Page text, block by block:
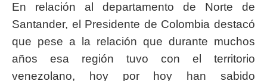
En relación al departamento de Norte de
Santander, el Presidente de Colombia destacó
que pese a la relación que durante muchos
años esa región tuvo con el territorio
venezolano, hoy por hoy han sabido